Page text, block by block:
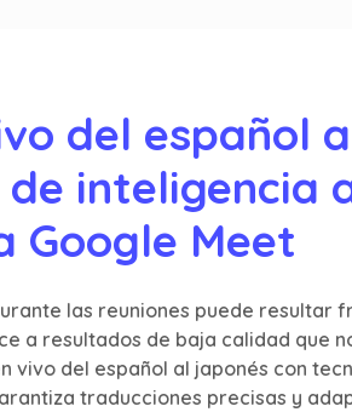
del español
inteligencia
Google Meet
las reuniones puede resultar
a resultados de baja calidad que
vivo del español al japonés con
traducciones precisas y